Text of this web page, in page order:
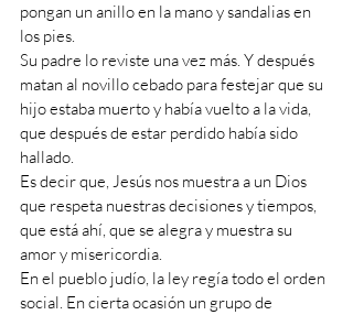
pongan un anillo en la mano y sandalias en
los pies.
Su padre lo reviste una vez más. Y después
matan al novillo cebado para festejar que su
hijo estaba muerto y había vuelto a la vida,
que después de estar perdido había sido
hallado.
Es decir que, Jesús nos muestra a un Dios
que respeta nuestras decisiones y tiempos,
que está ahí, que se alegra y muestra su
amor y misericordia.
En el pueblo judío, la ley regía todo el orden
social. En cierta ocasión un grupo de